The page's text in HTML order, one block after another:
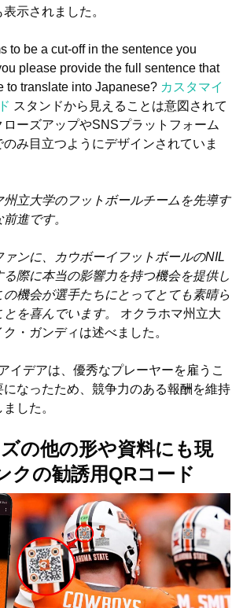
示されました。
to be a cut-off in the sentence you
please provide the full sentence that
to translate into Japanese? カスタマイ
スタンドから見えることは意図されて
ーズアップやSNSプラットフォーム
み目立つようにデザインされていま
州立大学のフットボールチームを先導す
進です。
ァンに、カウボーイフットボールのNIL
る際に本当の影響力を持つ機会を提供し
の機会が選手たちにとってとても素晴ら
を喜んでいます。 オクラホマ州立大
・ガンディは述べました。
イデアは、優秀なプレーヤーを雇うこ
になったため、競争力のある報酬を維持
した。
の他の形や資料にも現
クの勧誘用QRコード